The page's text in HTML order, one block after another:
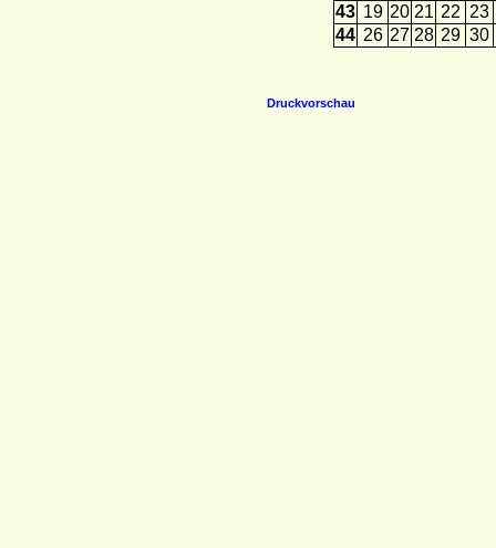
43 19 20 21 22 23
44 26 27 28 29 30
Druckvorschau